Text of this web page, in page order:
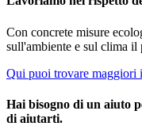
Con concrete misure
sull'ambiente e sul clima il
Qui puoi trovare maggiori
Hai bisogno di un aiuto
di aiutarti.